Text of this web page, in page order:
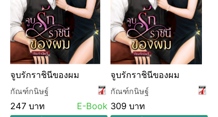
จูบรักราชินีของผม
กัณฑ์กนิษฐ์
247 บาท
E-Book
จูบรักราชินีของผม
กัณฑ์กนิษฐ์
309 บาท